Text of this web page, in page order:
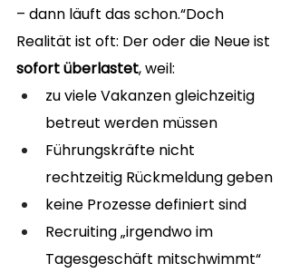
– dann läuft das schon.“Doch
Realität ist oft: Der oder die Neue ist
sofort überlastet, weil:
zu viele Vakanzen gleichzeitig
betreut werden müssen
Führungskräfte nicht
rechtzeitig Rückmeldung geben
keine Prozesse definiert sind
Recruiting „irgendwo im
Tagesgeschäft mitschwimmt“